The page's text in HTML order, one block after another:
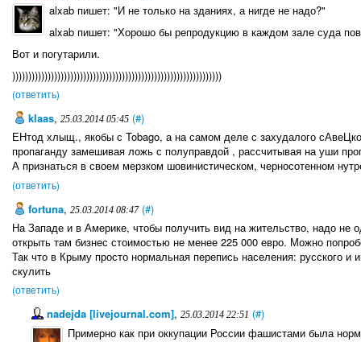
alxab пишет: "И не только на зданиях, а нигде не надо?"
alxab пишет: "Хорошо бы репродукцию в каждом зале суда
Вот и погутарили.
)))))))))))))))))))))))))))))))))))))))))))))))))))))))))))))))))
(ответить)
klaas, 25.03.2014 05:45 (#)
ЕНтод хлыщ., якобы с Tobago, а на самом деле с захудалого
пропаганду замешивая ложь с полуправдой , рассчитывая на уши
А признаться в своем мерзком шовинистическом, черносотенном
(ответить)
fortuna, 25.03.2014 08:47 (#)
На Западе и в Америке, чтобы получить вид на жительство, надо не
открыть там бизнес стоимостью не менее 225 000 евро. Можно
Так что в Крыму просто нормальная перепись населения: русского
скулить
(ответить)
nadejda [livejournal.com], 25.03.2014 22:51 (#)
Примерно как при оккупации России фашистами была